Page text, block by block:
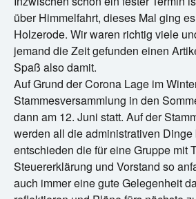
über Himmelfahrt, dieses Mal ging
Holzerode. Wir waren richtig viele
jemand die Zeit gefunden einen
Spaß also damit.
Auf Grund der Corona Lage im
Stammesversammlung in den
dann am 12. Juni statt. Auf der
werden all die administrativen
entschieden die für eine Gruppe mit
Steuererklärung und Vorstand so
auch immer eine gute Gelegenheit